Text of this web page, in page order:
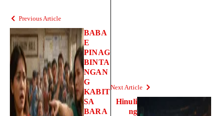
Previous Article
BABA
E
PINAG
BINTA
NGAN
G
KABIT
SA
BARA
Next Article
Hinuli
ng